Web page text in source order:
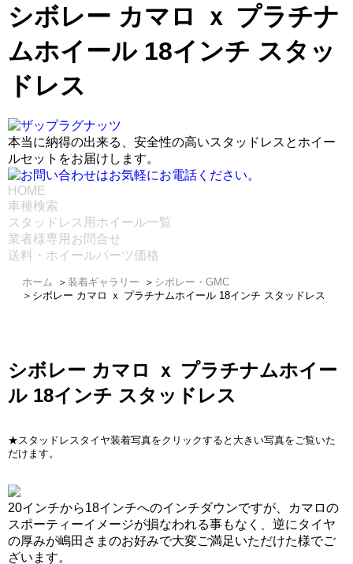
シボレー カマロ ｘ プラチナ
ムホイール 18インチ スタッ
ドレス
本当に納得の出来る、安全性の高いスタッドレスとホイー
ルセットをお届けします。
HOME
車種検索
スタッドレス用ホイール一覧
業者様専用お問合せ
送料・ホイールパーツ価格
ホーム ＞ 装着ギャラリー ＞ シボレー・GMC
＞ シボレー カマロ ｘ プラチナムホイール 18インチ スタッドレス
シボレー カマロ ｘ プラチナムホイー
ル 18インチ スタッドレス
★スタッドレスタイヤ装着写真をクリックすると大きい写真をご覧いた
だけます。
20インチから18インチへのインチダウンですが、カマロの
スポーティーイメージが損なわれる事もなく、逆にタイヤ
の厚みが嶋田さまのお好みで大変ご満足いただけた様でご
ざいます。